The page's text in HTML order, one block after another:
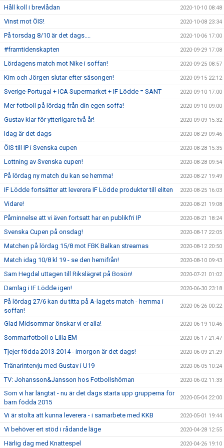
Håll koll i brevlådan 2020-10-10 08:48
Vinst mot ÖIS! 2020-10-08 23:34
På torsdag 8/10 är det dags.... 2020-10-06 17:00
#framtidenskapten 2020-09-29 17:08
Lördagens match mot Nike i soffan! 2020-09-25 08:57
Kim och Jörgen slutar efter säsongen! 2020-09-15 22:12
Sverige-Portugal + ICA Supermarket + IF Lödde = SANT 2020-09-10 17:00
Mer fotboll på lördag från din egen soffa! 2020-09-10 09:00
Gustav klar för ytterligare två år! 2020-09-09 15:32
Idag är det dags 2020-08-29 09:46
ÖIS till IP i Svenska cupen 2020-08-28 15:35
Lottning av Svenska cupen! 2020-08-28 09:54
På lördag ny match du kan se hemma! 2020-08-27 19:49
IF Lödde fortsätter att leverera IF Lödde produkter till eliten 2020-08-25 16:03
Vidare! 2020-08-21 19:08
Påminnelse att vi även fortsatt har en publikfri IP 2020-08-21 18:24
Svenska Cupen på onsdag! 2020-08-17 22:05
Matchen på lördag 15/8 mot FBK Balkan streamas 2020-08-12 20:50
Match idag 10/8 kl 19 - se den hemifrån! 2020-08-10 09:43
Sam Hegdal uttagen till Rikslägret på Bosön! 2020-07-21 01:02
Damlag i IF Lödde igen! 2020-06-30 23:18
På lördag 27/6 kan du titta på A-lagets match - hemma i
soffan!
2020-06-26 00:22
Glad Midsommar önskar vi er alla! 2020-06-19 10:46
Sommarfotboll o Lilla EM 2020-06-17 21:47
Tjejer födda 2013-2014 - imorgon är det dags! 2020-06-09 21:29
Tränarintervju med Gustav i U19 2020-06-05 10:24
TV: Johansson&Jansson hos Fotbollshörnan 2020-06-02 11:33
Som vi har längtat - nu är det dags starta upp grupperna för
barn födda 2015
2020-05-04 22:00
Vi är stolta att kunna leverera - i samarbete med KKB 2020-05-01 19:44
Vi behöver ert stöd i rådande läge 2020-04-28 12:55
Härlig dag med Knattespel 2020-04-26 19:10